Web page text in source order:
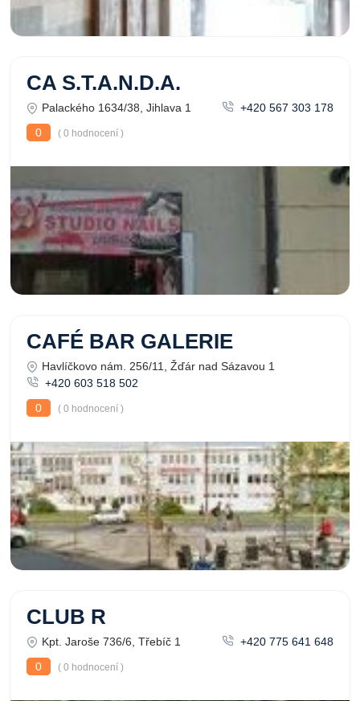
CA S.T.A.N.D.A.
Palackého 1634/38, Jihlava 1
+420 567 303 178
0
( 0 hodnocení )
CAFÉ BAR GALERIE
Havlíčkovo nám. 256/11, Žďár nad Sázavou 1
+420 603 518 502
0
( 0 hodnocení )
CLUB R
Kpt. Jaroše 736/6, Třebíč 1
+420 775 641 648
0
( 0 hodnocení )